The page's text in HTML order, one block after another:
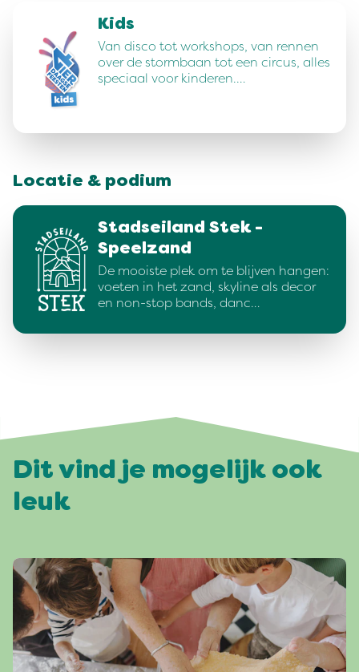
Kids
Van disco tot workshops, van rennen
over de stormbaan tot een circus, alles
speciaal voor kinderen.…
Locatie & podium
Stadseiland Stek -
Speelzand
De mooiste plek om te blijven hangen:
voeten in het zand, skyline als decor
en non-stop bands, danc…
Dit vind je mogelijk ook
leuk